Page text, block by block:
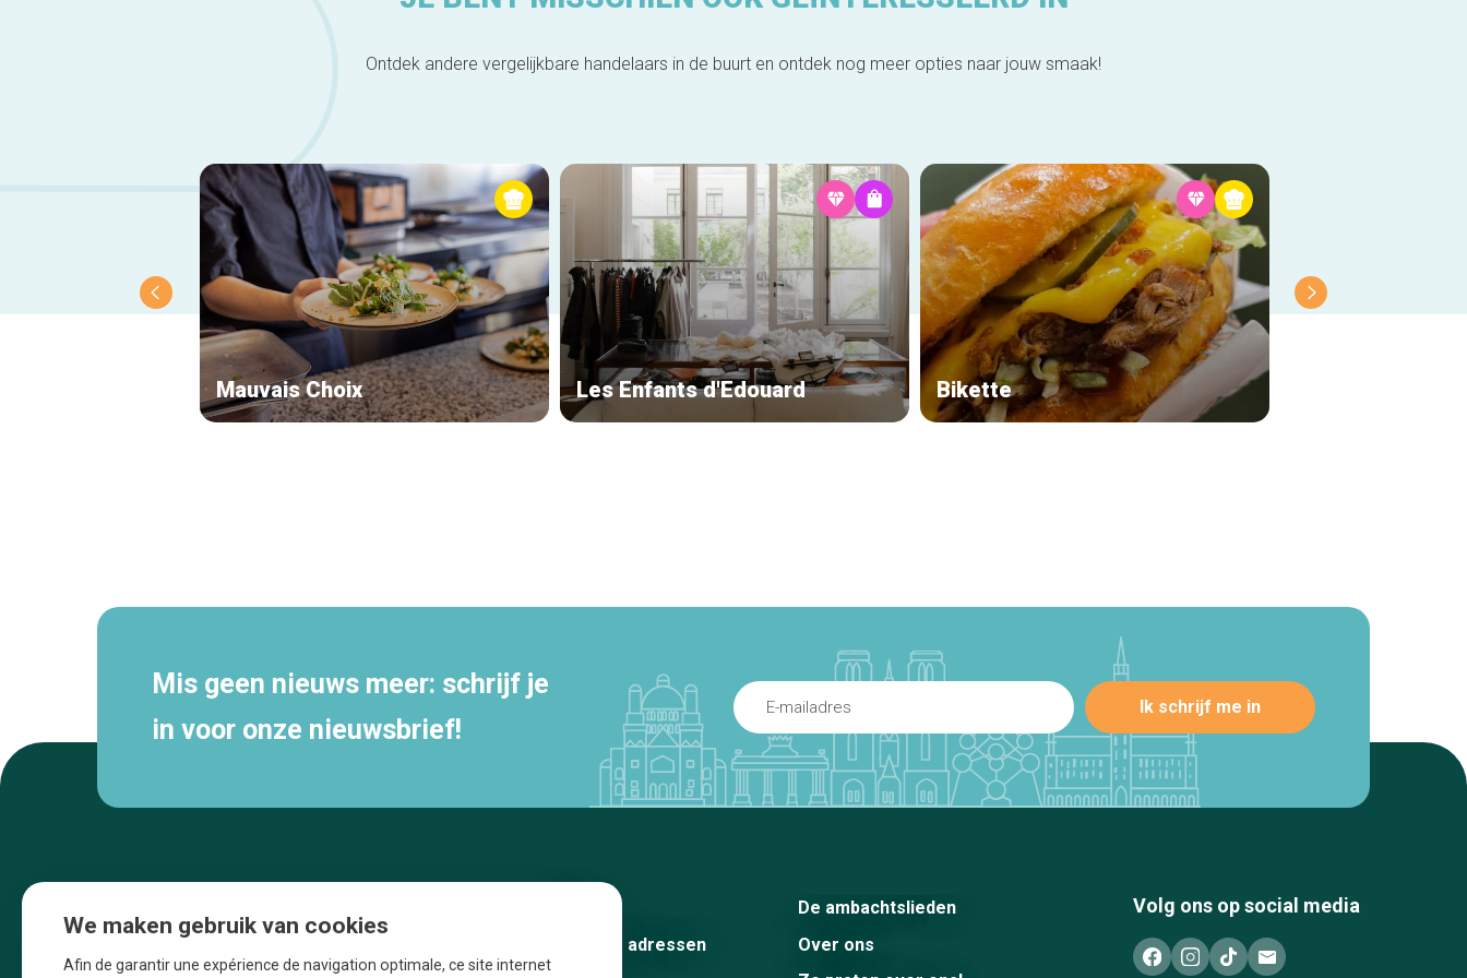
Ontdek andere vergelijkbare handelaars in de buurt en ontdek nog meer opties naar jouw smaak!
Mauvais Choix Les Enfants d'Edouard Bikette
Mis geen nieuws meer: schrijf je
in voor onze nieuwsbrief!
De beste adressen
De ambachtslieden
Over ons
Volg ons op social media
We maken gebruik van cookies
Afin de garantir une expérience de navigation optimale, ce site internet